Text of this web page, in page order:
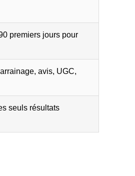
premiers jours pour
avis, UGC,
seuls résultats